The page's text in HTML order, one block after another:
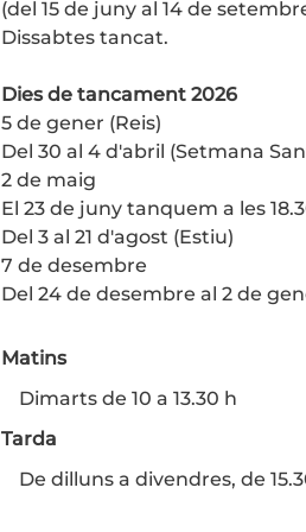
(del 15 de juny al 14 de
Dissabtes tancat.
Dies de tancament 2026
5 de gener (Reis)
Del 30 al 4 d'abril (Setmana
2 de maig
El 23 de juny tanquem a les
Del 3 al 21 d'agost (Estiu)
7 de desembre
Del 24 de desembre al 2 de
Matins
Dimarts de 10 a 13.30 h
Tarda
De dilluns a divendres, de